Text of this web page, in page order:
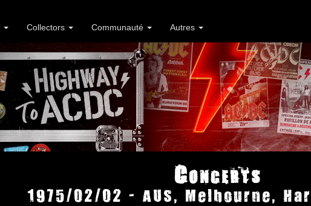
Collectors Communauté Autres
Concerts
1975/02/02 - AUS, Melbourne,